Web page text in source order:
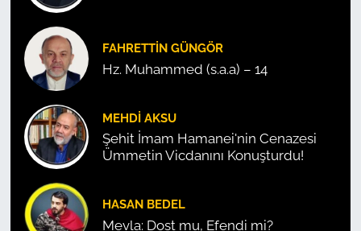
FAHRETTIN GÜNGÖR
Hz. Muhammed (s.a.a) – 14
MEHDI AKSU
Şehit İmam Hamanei'nin Cenazesi
Ümmetin Vicdanını Konuşturdu!
HASAN BEDEL
Mevla: Dost mu, Efendi mi?